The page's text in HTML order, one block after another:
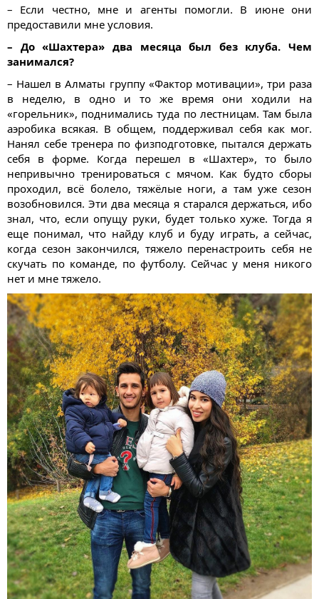
– Если честно, мне и агенты помогли. В июне они
предоставили мне условия.
– До «Шахтера» два месяца был без клуба. Чем
занимался?
– Нашел в Алматы группу «Фактор мотивации», три раза
в неделю, в одно и то же время они ходили на
«горельник», поднимались туда по лестницам. Там была
аэробика всякая. В общем, поддерживал себя как мог.
Нанял себе тренера по физподготовке, пытался держать
себя в форме. Когда перешел в «Шахтер», то было
непривычно тренироваться с мячом. Как будто сборы
проходил, всё болело, тяжёлые ноги, а там уже сезон
возобновился. Эти два месяца я старался держаться, ибо
знал, что, если опущу руки, будет только хуже. Тогда я
еще понимал, что найду клуб и буду играть, а сейчас,
когда сезон закончился, тяжело перенастроить себя не
скучать по команде, по футболу. Сейчас у меня никого
нет и мне тяжело.